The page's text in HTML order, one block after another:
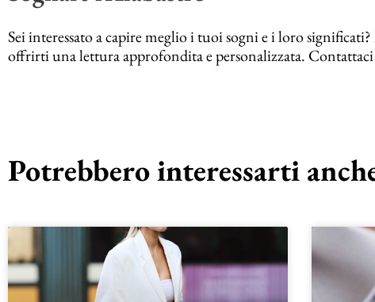
Sei interessato a capire meglio i tuoi sogni e i loro
offrirti una lettura approfondita e personalizzata. Contattaci
Potrebbero interessarti